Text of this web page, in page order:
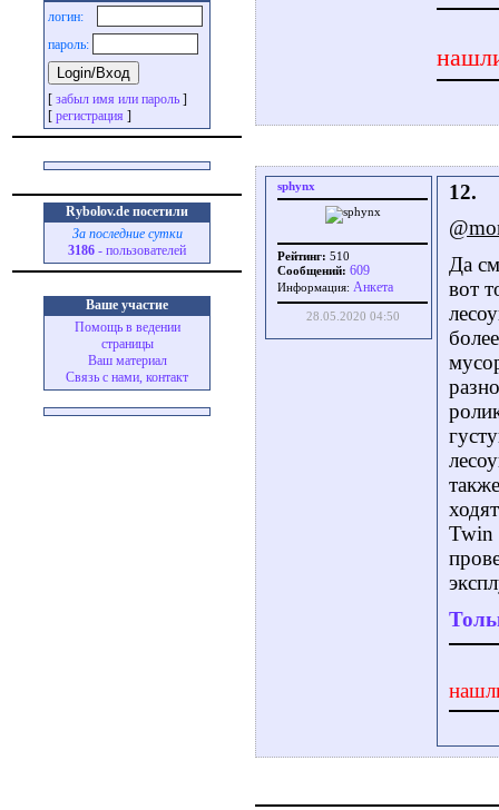
логин:
пароль:
[ забыл имя или пароль ]
[ регистрация ]
Rybolov.de посетили
За последние сутки
3186 - пользователей
Ваше участие
Помощь в ведении
страницы
Ваш материал
Связь с нами, контакт
sphynx
Рейтинг: 510
Сообщений: 609
Информация: Aнкета
28.05.2020 04:50
12.
Да
вот
Twin